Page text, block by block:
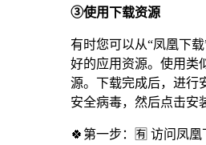
③使用下载资源
有时您可以从“凤凰下
好的应用资源。使用类
源。下载完成后，进行
安全病毒，然后点击安
🍀第一步：🈶 访问凤